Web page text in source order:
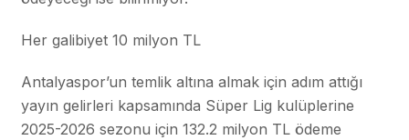
Her galibiyet 10 milyon TL
Antalyaspor’un temlik altına almak için adım attığı
yayın gelirleri kapsamında Süper Lig kulüplerine
2025-2026 sezonu için 132.2 milyon TL ödeme